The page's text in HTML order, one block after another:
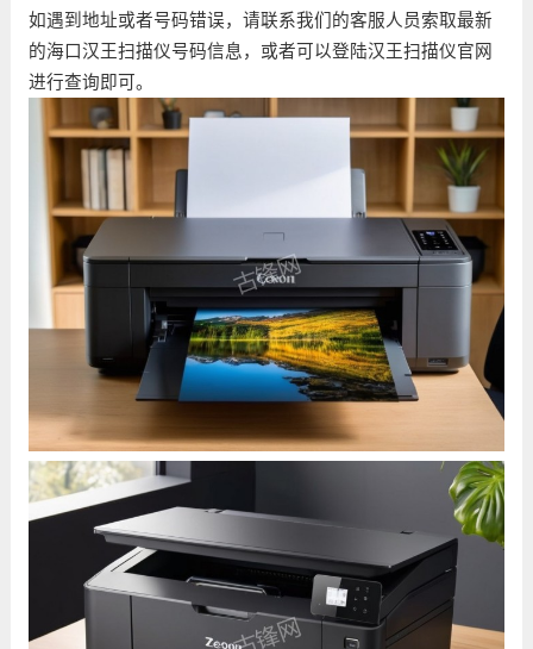
如遇到地址或者号码错误，请联系我们的客服人员索取最新
的海口汉王扫描仪号码信息，或者可以登陆汉王扫描仪官网
进行查询即可。